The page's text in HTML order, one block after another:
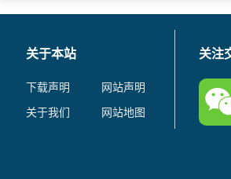
关于本站
下载声明
网站声明
关于我们
网站地图
关注